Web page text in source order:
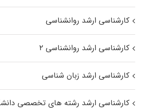
کارشناسی ارشد روانشناسی
کارشناسی ارشد روانشناسی ۲
کارشناسی ارشد زبان شناسی
کارشناسی ارشد رﺷﺘﻪ ﻫﺎی تخصصی